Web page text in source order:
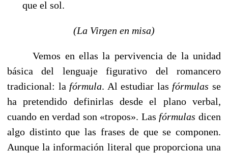
que el sol.
(La Virgen en misa)
Vemos en ellas la pervivencia de la unidad
básica del lenguaje figurativo del romancero
tradicional: la fórmula. Al estudiar las fórmulas se
ha pretendido definirlas desde el plano verbal,
cuando en verdad son «tropos». Las fórmulas dicen
algo distinto que las frases de que se componen.
Aunque la información literal que proporciona una